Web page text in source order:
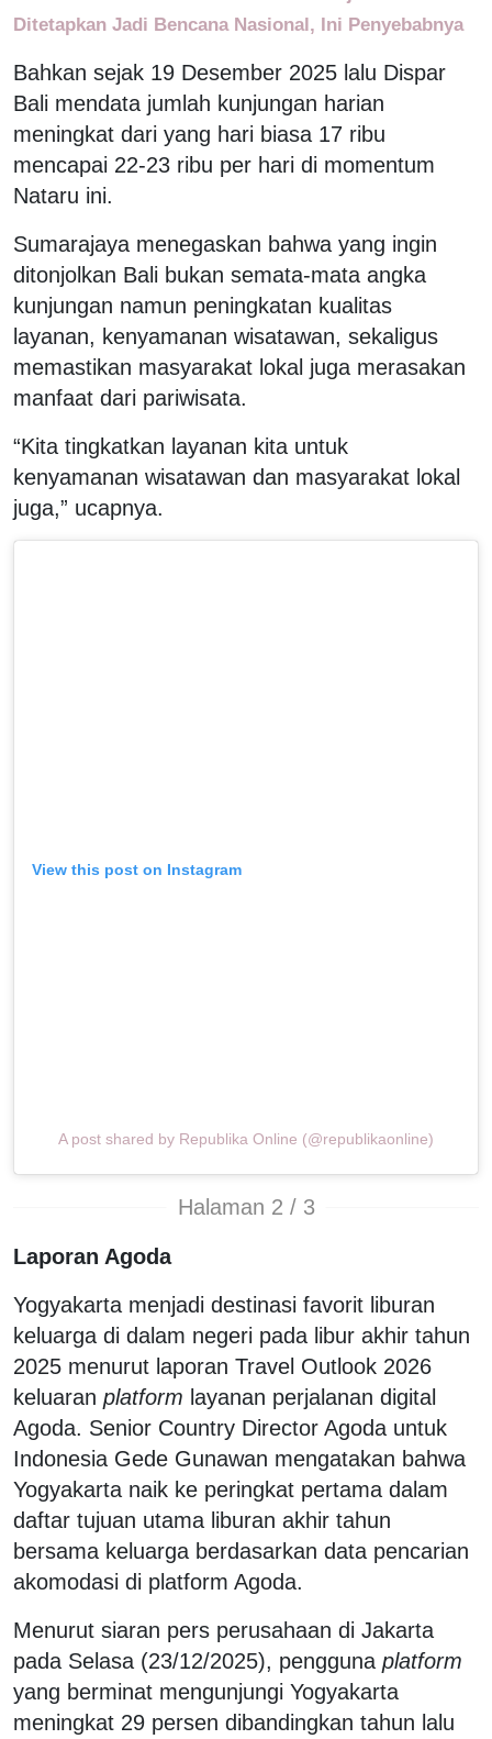
Ditetapkan Jadi Bencana Nasional, Ini Penyebabnya
Bahkan sejak 19 Desember 2025 lalu Dispar
Bali mendata jumlah kunjungan harian
meningkat dari yang hari biasa 17 ribu
mencapai 22-23 ribu per hari di momentum
Nataru ini.
Sumarajaya menegaskan bahwa yang ingin
ditonjolkan Bali bukan semata-mata angka
kunjungan namun peningkatan kualitas
layanan, kenyamanan wisatawan, sekaligus
memastikan masyarakat lokal juga merasakan
manfaat dari pariwisata.
“Kita tingkatkan layanan kita untuk
kenyamanan wisatawan dan masyarakat lokal
juga,” ucapnya.
View this post on Instagram
A post shared by Republika Online (@republikaonline)
Halaman 2 / 3
Laporan Agoda
Yogyakarta menjadi destinasi favorit liburan
keluarga di dalam negeri pada libur akhir tahun
2025 menurut laporan Travel Outlook 2026
keluaran platform layanan perjalanan digital
Agoda. Senior Country Director Agoda untuk
Indonesia Gede Gunawan mengatakan bahwa
Yogyakarta naik ke peringkat pertama dalam
daftar tujuan utama liburan akhir tahun
bersama keluarga berdasarkan data pencarian
akomodasi di platform Agoda.
Menurut siaran pers perusahaan di Jakarta
pada Selasa (23/12/2025), pengguna platform
yang berminat mengunjungi Yogyakarta
meningkat 29 persen dibandingkan tahun lalu